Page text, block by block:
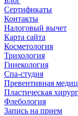
Сертификаты
Контакты
Налоговый вычет
Карта сайта
Косметология
Трихология
Гинекология
Спа-студия
Превентивная
Пластическая
Флебология
Запись на прием